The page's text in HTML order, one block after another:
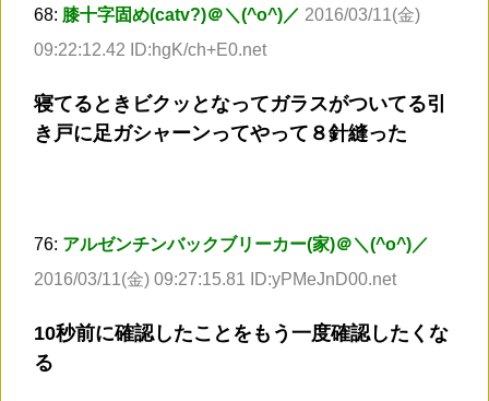
68: 膝十字固め(catv?)＠＼(^o^)／ 2016/03/11(金)
09:22:12.42 ID:hgK/ch+E0.net
寝てるときビクッとなってガラスがついてる引
き戸に足ガシャーンってやって８針縫った
76: アルゼンチンバックブリーカー(家)＠＼(^o^)／
2016/03/11(金) 09:27:15.81 ID:yPMeJnD00.net
10秒前に確認したことをもう一度確認したくな
る